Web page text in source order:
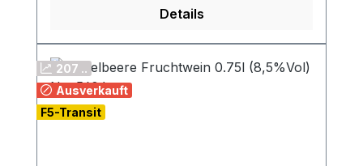
Details
207 ..
Ausverkauft
F5-Transit